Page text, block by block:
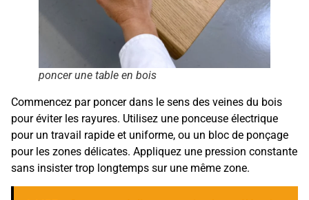
poncer une table en bois
Commencez par poncer dans le sens des veines du bois
pour éviter les rayures. Utilisez une ponceuse électrique
pour un travail rapide et uniforme, ou un bloc de ponçage
pour les zones délicates. Appliquez une pression constante
sans insister trop longtemps sur une même zone.